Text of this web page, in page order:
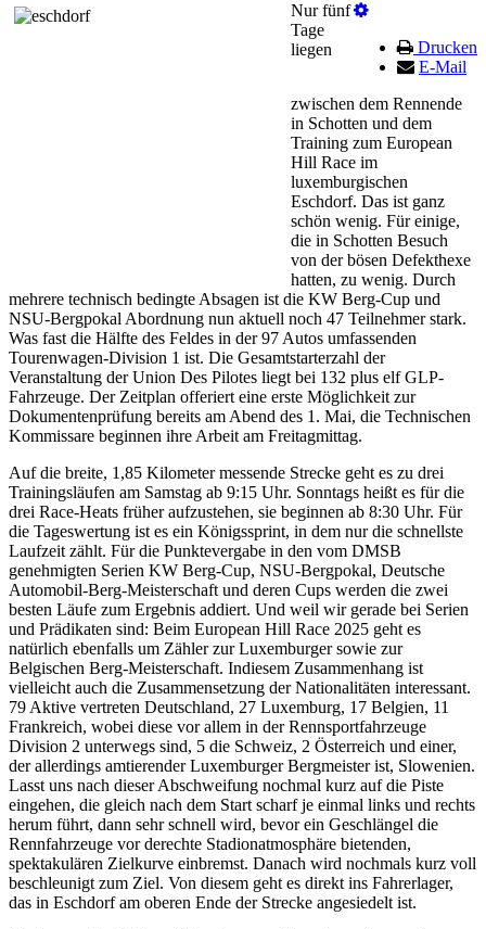
Drucken
E-Mail
Nur fünf
Tage
liegen
zwischen dem Rennende
in Schotten und dem
Training zum European
Hill Race im
luxemburgischen
Eschdorf. Das ist ganz
schön wenig. Für einige,
die in Schotten Besuch
von der bösen Defekthexe
hatten, zu wenig. Durch
mehrere technisch bedingte Absagen ist die KW Berg-Cup und
NSU-Bergpokal Abordnung nun aktuell noch 47 Teilnehmer stark.
Was fast die Hälfte des Feldes in der 97 Autos umfassenden
Tourenwagen-Division 1 ist. Die Gesamtstarterzahl der
Veranstaltung der Union Des Pilotes liegt bei 132 plus elf GLP-
Fahrzeuge. Der Zeitplan offeriert eine erste Möglichkeit zur
Dokumentenprüfung bereits am Abend des 1. Mai, die Technischen
Kommissare beginnen ihre Arbeit am Freitagmittag.
Auf die breite, 1,85 Kilometer messende Strecke geht es zu drei
Trainingsläufen am Samstag ab 9:15 Uhr. Sonntags heißt es für die
drei Race-Heats früher aufzustehen, sie beginnen ab 8:30 Uhr. Für
die Tageswertung ist es ein Königssprint, in dem nur die schnellste
Laufzeit zählt. Für die Punktevergabe in den vom DMSB
genehmigten Serien KW Berg-Cup, NSU-Bergpokal, Deutsche
Automobil-Berg-Meisterschaft und deren Cups werden die zwei
besten Läufe zum Ergebnis addiert. Und weil wir gerade bei Serien
und Prädikaten sind: Beim European Hill Race 2025 geht es
natürlich ebenfalls um Zähler zur Luxemburger sowie zur
Belgischen Berg-Meisterschaft. Indiesem Zusammenhang ist
vielleicht auch die Zusammensetzung der Nationalitäten interessant.
79 Aktive vertreten Deutschland, 27 Luxemburg, 17 Belgien, 11
Frankreich, wobei diese vor allem in der Rennsportfahrzeuge
Division 2 unterwegs sind, 5 die Schweiz, 2 Österreich und einer,
der allerdings amtierender Luxemburger Bergmeister ist, Slowenien.
Lasst uns nach dieser Abschweifung nochmal kurz auf die Piste
eingehen, die gleich nach dem Start scharf je einmal links und rechts
herum führt, dann sehr schnell wird, bevor ein Geschlängel die
Rennfahrzeuge vor derechte Stadionatmosphäre bietenden,
spektakulären Zielkurve einbremst. Danach wird nochmals kurz voll
beschleunigt zum Ziel. Von diesem geht es direkt ins Fahrerlager,
das in Eschdorf am oberen Ende der Strecke angesiedelt ist.